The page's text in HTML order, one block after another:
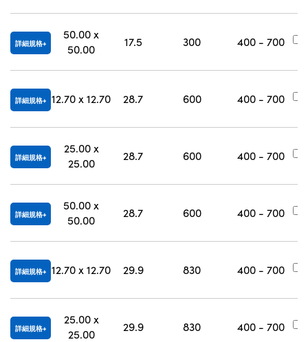
詳細規格
50.00 x
50.00
17.5 300 400 - 700
詳細規格 12.70 x 12.70 28.7 600 400 - 700
詳細規格
25.00 x
25.00
28.7 600 400 - 700
詳細規格
50.00 x
50.00
28.7 600 400 - 700
詳細規格 12.70 x 12.70 29.9 830 400 - 700
詳細規格
25.00 x
25.00
29.9 830 400 - 700